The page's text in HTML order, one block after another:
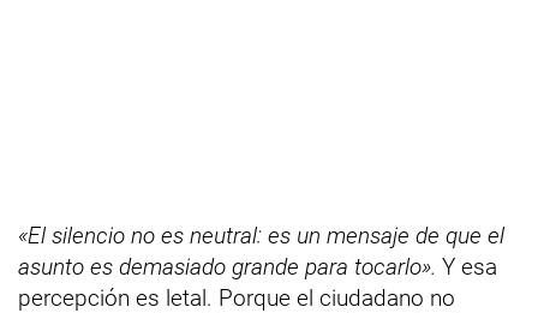
«El silencio no es neutral: es un mensaje de que el
asunto es demasiado grande para tocarlo». Y esa
percepción es letal. Porque el ciudadano no